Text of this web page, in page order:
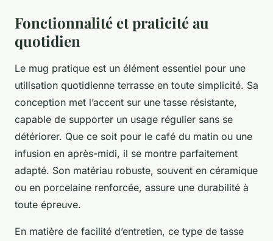
Fonctionnalité et praticité au
quotidien
Le mug pratique est un élément essentiel pour une
utilisation quotidienne terrasse en toute simplicité. Sa
conception met l’accent sur une tasse résistante,
capable de supporter un usage régulier sans se
détériorer. Que ce soit pour le café du matin ou une
infusion en après-midi, il se montre parfaitement
adapté. Son matériau robuste, souvent en céramique
ou en porcelaine renforcée, assure une durabilité à
toute épreuve.
En matière de facilité d’entretien, ce type de tasse